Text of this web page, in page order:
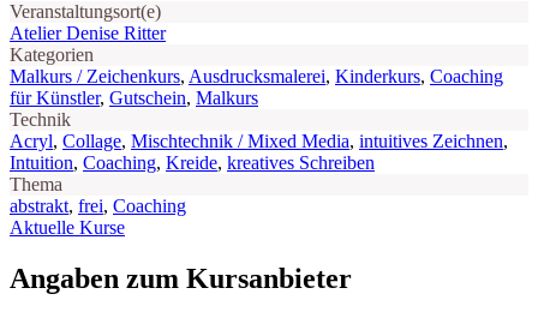
Veranstaltungsort(e)
Atelier Denise Ritter
Kategorien
Malkurs / Zeichenkurs, Ausdrucksmalerei, Kinderkurs, Coaching
für Künstler, Gutschein, Malkurs
Technik
Acryl, Collage, Mischtechnik / Mixed Media, intuitives Zeichnen,
Intuition, Coaching, Kreide, kreatives Schreiben
Thema
abstrakt, frei, Coaching
Aktuelle Kurse
Angaben zum Kursanbieter